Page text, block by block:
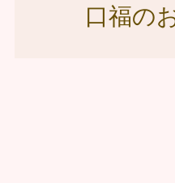
口福の